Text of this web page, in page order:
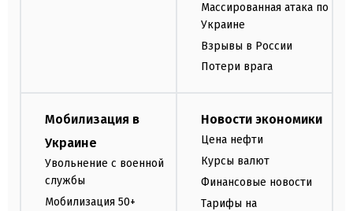
Массированная атака по
Украине
Взрывы в России
Потери врага
Мобилизация в
Украине
Увольнение с военной
службы
Мобилизация 50+
Новости экономики
Цена нефти
Курсы валют
Финансовые новости
Тарифы на